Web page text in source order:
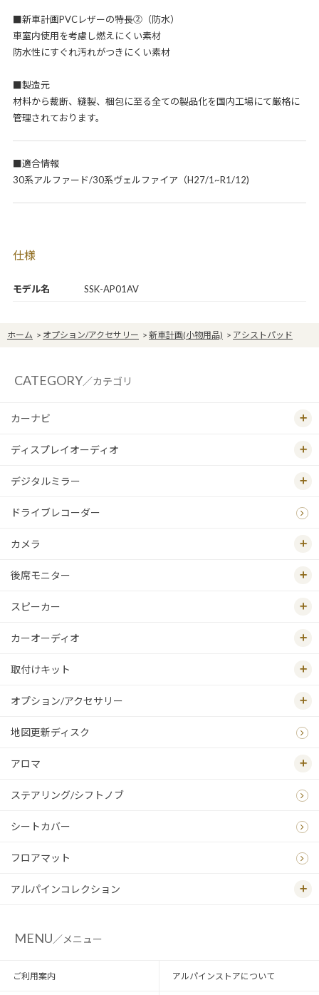
モデル名 SSK-AP01AV
■新車計画PVCレザーの特長②（防水）
車室内使用を考慮し燃えにくい素材
防水性にすぐれ汚れがつきにくい素材
■製造元
材料から裁断、縫製、梱包に至る全ての製品化を国内工場にて厳格に
管理されております。
■適合情報
30系アルファード/30系ヴェルファイア（H27/1~R1/12)
仕様
ホーム > オプション/アクセサリー > 新車計画(小物用品) > アシストパッド
CATEGORY／カテゴリ
カーナビ
ディスプレイオーディオ
デジタルミラー
ドライブレコーダー
カメラ
後席モニター
スピーカー
カーオーディオ
取付けキット
オプション/アクセサリー
地図更新ディスク
アロマ
ステアリング/シフトノブ
シートカバー
フロアマット
アルパインコレクション
MENU／メニュー
ご利用案内 アルパインストアについて